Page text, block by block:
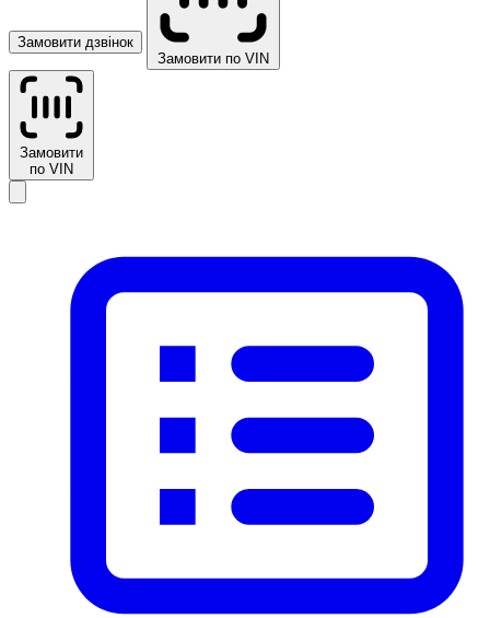
Замовити дзвінок
Замовити по VIN
Замовити
по VIN